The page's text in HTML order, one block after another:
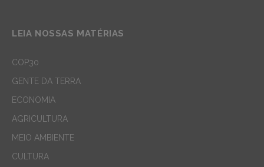
LEIA NOSSAS MATÉRIAS
COP30
GENTE DA TERRA
ECONOMIA
AGRICULTURA
MEIO AMBIENTE
CULTURA